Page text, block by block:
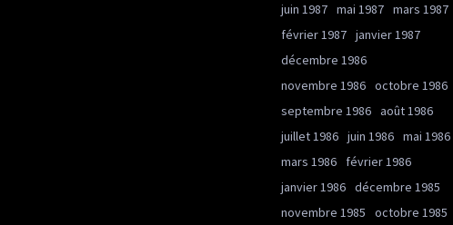
juin 1987 mai 1987 mars 1987
février 1987 janvier 1987
décembre 1986
novembre 1986 octobre 1986
septembre 1986 août 1986
juillet 1986 juin 1986 mai 1986
mars 1986
février 1986
janvier 1986 décembre 1985
novembre 1985
octobre 1985